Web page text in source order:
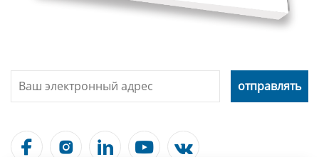
    